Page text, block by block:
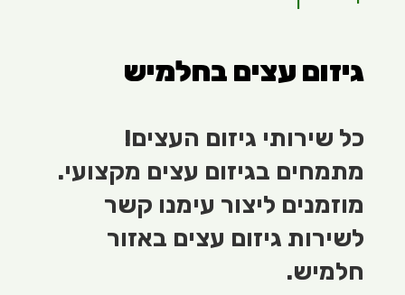
גיזום עצים בחלמיש
כל שירותי גיזום העצים!
מתמחים בגיזום עצים מקצועי.
מוזמנים ליצור עימנו קשר
לשירות גיזום עצים באזור
חלמיש.